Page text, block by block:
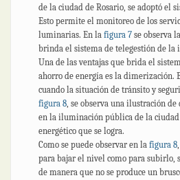
de la ciudad de Rosario, se adoptó el
Esto permite el monitoreo de los
luminarias. En la figura 7 se observa
brinda el sistema de telegestión de
Una de las ventajas que brida el
ahorro de energía es la dimerización.
cuando la situación de tránsito y
figura 8, se observa una ilustración
en la iluminación pública de la
energético que se logra.
Como se puede observar en la figura 8
para bajar el nivel como para subirlo,
de manera que no se produce un